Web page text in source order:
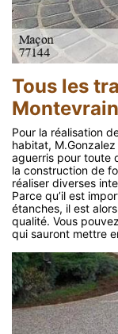
Tous les
Montevrain
Pour la réalisation
habitat,
aguerris pour toute
la construction de
réaliser diverses
Parce qu’il est
étanches, il est
qualité. Vous
qui sauront mettre